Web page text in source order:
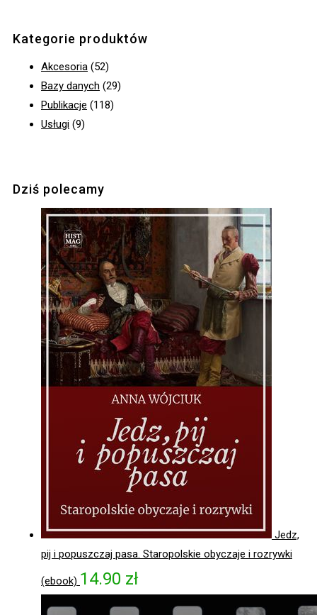
Kategorie produktów
Akcesoria (52)
Bazy danych (29)
Publikacje (118)
Usługi (9)
Dziś polecamy
Jedz,
pij i popuszczaj pasa. Staropolskie obyczaje i rozrywki
(ebook) 14.90 zł